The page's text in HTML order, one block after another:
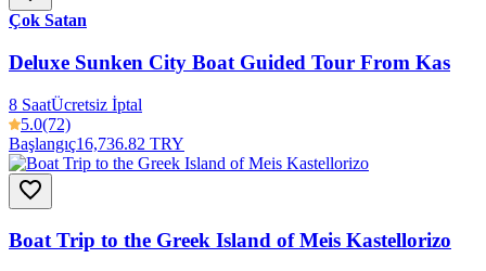
Çok Satan
Deluxe Sunken City Boat Guided Tour From Kas
8 SaatÜcretsiz İptal
5.0(72)
Başlangıç16,736.82 TRY
Boat Trip to the Greek Island of Meis Kastellorizo